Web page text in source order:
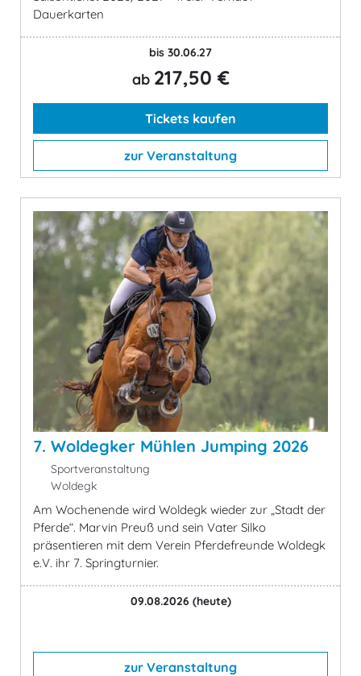
Dauerkarten
bis 30.06.27
ab 217,50 €
Tickets kaufen
zur Veranstaltung
7. Woldegker Mühlen Jumping 2026
Sportveranstaltung
Woldegk
Am Wochenende wird Woldegk wieder zur „Stadt der
Pferde“. Marvin Preuß und sein Vater Silko
präsentieren mit dem Verein Pferdefreunde Woldegk
e.V. ihr 7. Springturnier.
09.08.2026 (heute)
zur Veranstaltung